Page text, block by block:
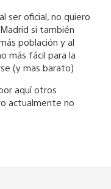
ser oficial, no quiero
si también
población y al
más fácil para la
(y mas barato)
aquí otros
actualmente no